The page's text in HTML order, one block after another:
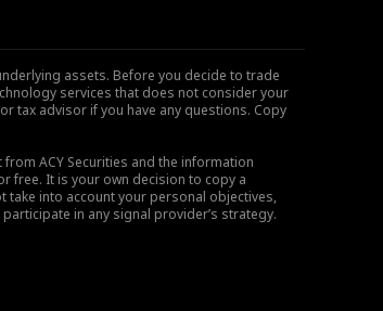
assets. Before you decide to trade
services that does not consider your
tax advisor if you have any questions. Copy
ACY Securities and the information
free. It is your own decision to copy a
take into account your personal objectives,
in any signal provider’s strategy.